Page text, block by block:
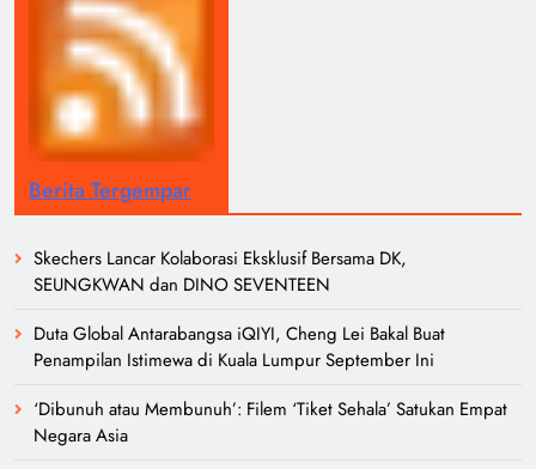
Berita Tergempar
Skechers Lancar Kolaborasi Eksklusif Bersama DK,
SEUNGKWAN dan DINO SEVENTEEN
Duta Global Antarabangsa iQIYI, Cheng Lei Bakal Buat
Penampilan Istimewa di Kuala Lumpur September Ini
‘Dibunuh atau Membunuh’: Filem ‘Tiket Sehala’ Satukan Empat
Negara Asia